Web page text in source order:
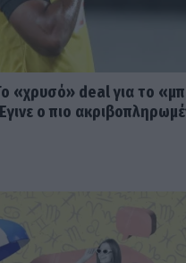
«χρυσό» deal για το
ο πιο